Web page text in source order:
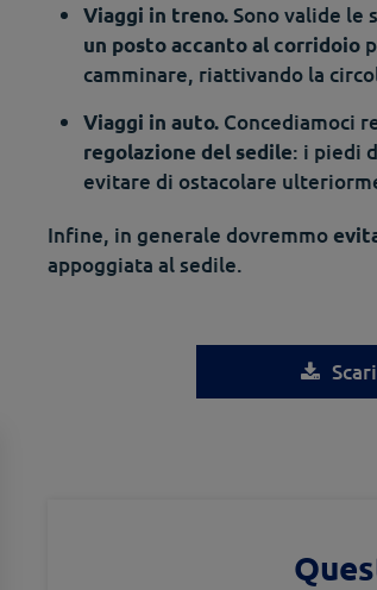
Viaggi in treno.Sono valide le
un posto accanto al corridoio
camminare, riattivando la
Viaggi in auto. Concediamoci
regolazione del sedile: i piedi
evitare di ostacolare
Infine, in generale dovremmo
appoggiata al sedile.